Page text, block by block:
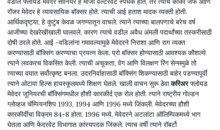
रॉजर मेवेदर हे व्यावसायिक बॉक्सर होते. त्याची आई हताश मादक व्यक्ती होती.
आर्थिकदृष्ट्या, हे कुटुंब केवळ जगण्यातून वाचले. त्याने त्याच्या बालपणाचे बरेच वर्ष
आजीच्या देखरेखीखाली घालवले, कारण त्याचे वडील अवैध अंमली पदार्थांच्या तस्करीसाठी
दोषी ठरले होते. आई -वडिलांना गमावल्यामुळे मेवेदरने निराशा आणि राग व्यक्त
करण्यासाठी बॉक्सिंग करण्याचा प्रयत्न केला. प्रो बॉक्सर होण्यासाठी आवश्यक कौशल्ये
त्याने लवकरच विकसित केली. त्याची अचूकता, वेग आणि विलक्षण रिंग सेन्समुळे तो
त्याच्या वयात सर्वोत्कृष्ट बनला. उदरनिर्वाहासाठी बॉक्सिंग शिकण्यासाठी बाहेर पडण्यापूर्वी
त्याने ओटावा हिल्स हायस्कूलमध्ये शिक्षण घेतले. खाली वाचन सुरू ठेवाकरिअरफ्लोयड
मेवेदर जूनियरची बॉक्सिंगमधील हौशी कारकीर्द एक रोल होती. त्याने राष्ट्रीय गोल्डन
ग्लोव्हज चॅम्पियनशिप 1993, 1994 आणि 1996 मध्ये जिंकली. मेवेदरच्या हौशी
कारकीर्दीचा विक्रम 84-8 होता. 1996 मध्ये, मेवेदरने अटलांटा ऑलिम्पिकमध्ये भाग
घेतला आणि फेदरवेट विभागात कांस्यपदक जिंकले. त्याच वर्षी त्याने रॉबर्टो